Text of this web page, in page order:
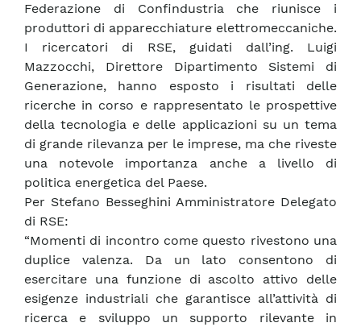
Federazione di Confindustria che riunisce i
produttori di apparecchiature elettromeccaniche.
I ricercatori di RSE, guidati dall’ing. Luigi
Mazzocchi, Direttore Dipartimento Sistemi di
Generazione, hanno esposto i risultati delle
ricerche in corso e rappresentato le prospettive
della tecnologia e delle applicazioni su un tema
di grande rilevanza per le imprese, ma che riveste
una notevole importanza anche a livello di
politica energetica del Paese.
Per Stefano Besseghini Amministratore Delegato
di RSE:
“Momenti di incontro come questo rivestono una
duplice valenza. Da un lato consentono di
esercitare una funzione di ascolto attivo delle
esigenze industriali che garantisce all’attività di
ricerca e sviluppo un supporto rilevante in